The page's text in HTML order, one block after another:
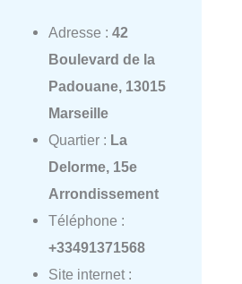
Adresse : 42
Boulevard de la
Padouane, 13015
Marseille
Quartier : La
Delorme, 15e
Arrondissement
Téléphone :
+33491371568
Site internet :